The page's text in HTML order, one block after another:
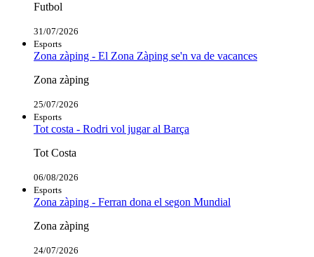
Futbol
31/07/2026
Esports
Zona zàping - El Zona Zàping se'n va de vacances
Zona zàping
25/07/2026
Esports
Tot costa - Rodri vol jugar al Barça
Tot Costa
06/08/2026
Esports
Zona zàping - Ferran dona el segon Mundial
Zona zàping
24/07/2026